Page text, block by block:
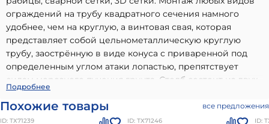
ограждений на трубу квадратного сечения намного
удобнее, чем на круглую, а винтовая свая, которая
представляет собой цельнометаллическую круглую
трубу, заострённую в виде конуса с приваренной под
определенным углом атаки лопастью, препятствует
силам морозного пучения грунта. Столб состоит из двух
частейверхняя часть представляет собой квадратную
трубу, нижняя часть – винтовая свая.
Столб Винтовой 3500мм 60х60-2000мм/d51-1500мм, ППК
для использования в частном малоэтажном
Подробнее
Похожие товары все предложения
ID: ТХ71239 ID: ТХ71246 ID: